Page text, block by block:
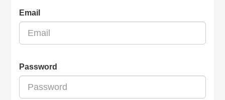
Email
Password